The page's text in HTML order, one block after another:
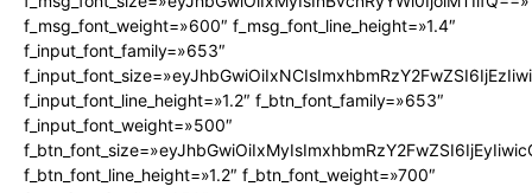
f_msg_font_weight=»600″ f_msg_font_line_height=»1.4″
f_input_font_family=»653″
f_input_font_line_height=»1.2″ f_btn_font_family=»653″
f_input_font_weight=»500″
f_btn_font_line_height=»1.2″ f_btn_font_weight=»700″